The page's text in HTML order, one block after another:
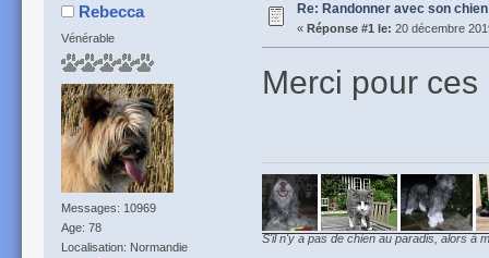
Rebecca
Vénérable
Messages: 10969
Age: 78
Localisation: Normandie
Re: Randonner avec son chien
« Réponse #1 le: 20 décembre
Merci pour
S'il n'y a pas de chien au paradis, alors à